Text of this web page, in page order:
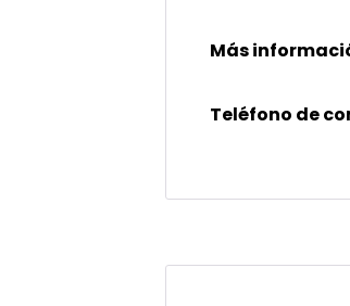
Más
Teléfono de